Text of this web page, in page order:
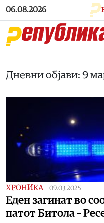
Skip to main content
06.08.2026
Дневни објави: 9
ХРОНИКА 09.03.2025
Еден загинат во
патот Битола –